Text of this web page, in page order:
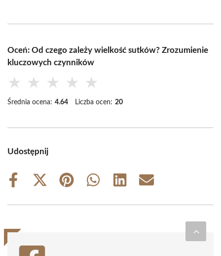
Oceń: Od czego zależy wielkość sutków? Zrozumienie
kluczowych czynników
★ ★ ★ ★ ★
Średnia ocena: 4.64 Liczba ocen: 20
Udostępnij
Share
Share
(Twitter)
Share
Share
Share
Share